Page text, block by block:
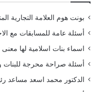
بونت هوم العلامة التجارية
أسئلة عامة للمسابقات مع الاجابة
اسماء بنات اسلامية لها
أسئلة صراحة محرجة للبنات
الدكتور محمد اسعد